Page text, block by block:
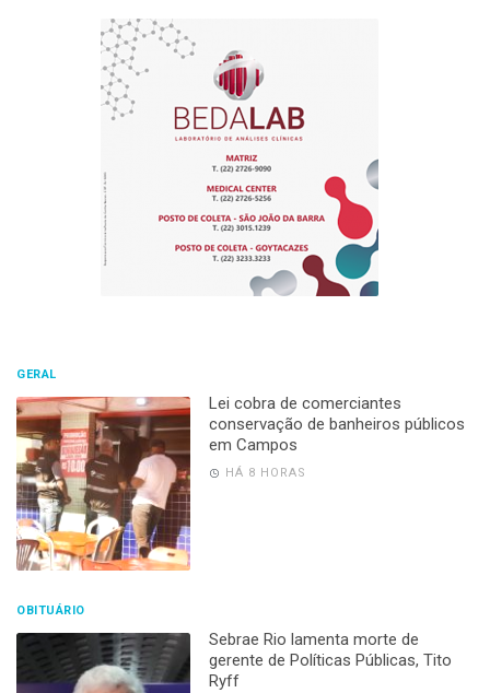
GERAL
Lei cobra de comerciantes
conservação de banheiros públicos
em Campos
HÁ 8 HORAS
OBITUÁRIO
Sebrae Rio lamenta morte de
gerente de Políticas Públicas, Tito
Ryff